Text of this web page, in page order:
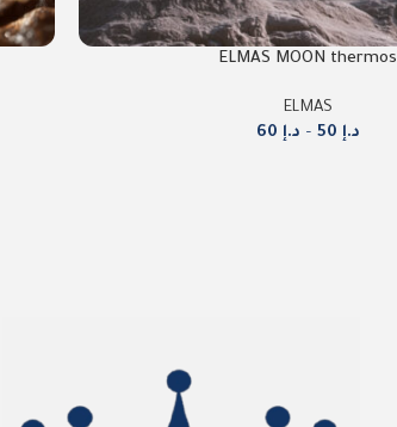
ELMAS MOON thermos
ELMAS
د.إ
– د.إ